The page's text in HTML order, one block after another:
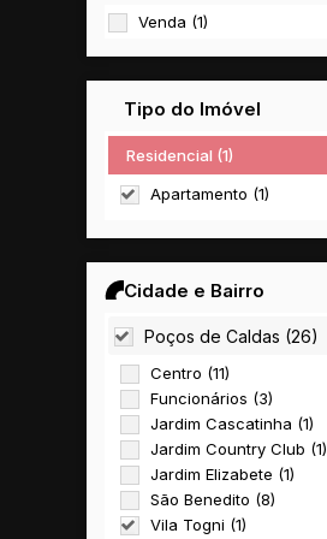
Venda (1)
Tipo do Imóvel
Residencial (1)
Apartamento (1)
Cidade e Bairro
Poços de Caldas (26)
Centro (11)
Funcionários (3)
Jardim Cascatinha (1)
Jardim Country Club (1)
Jardim Elizabete (1)
São Benedito (8)
Vila Togni (1)